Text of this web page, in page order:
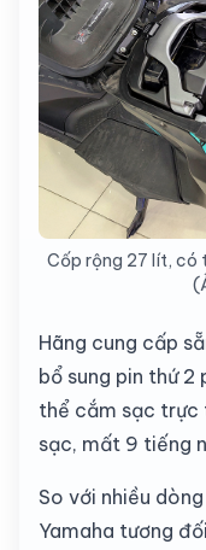
Cốp rộng 27 lít, có
Hãng cung cấp
bổ sung pin thứ 2
thể cắm sạc trực
sạc, mất 9 tiếng
So với nhiều
Yamaha tương